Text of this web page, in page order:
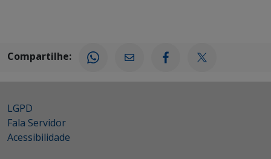
Compartilhe:
LGPD
Fala Servidor
Acessibilidade